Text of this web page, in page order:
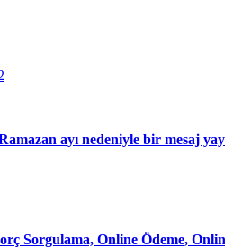
ayı nedeniyle bir mesaj
Sorgulama, Online Ödeme,